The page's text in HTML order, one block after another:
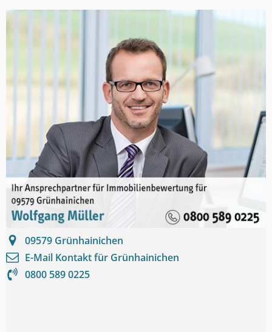
09579 Grünhainichen
E-Mail Kontakt für Grünhainichen
0800 589 0225